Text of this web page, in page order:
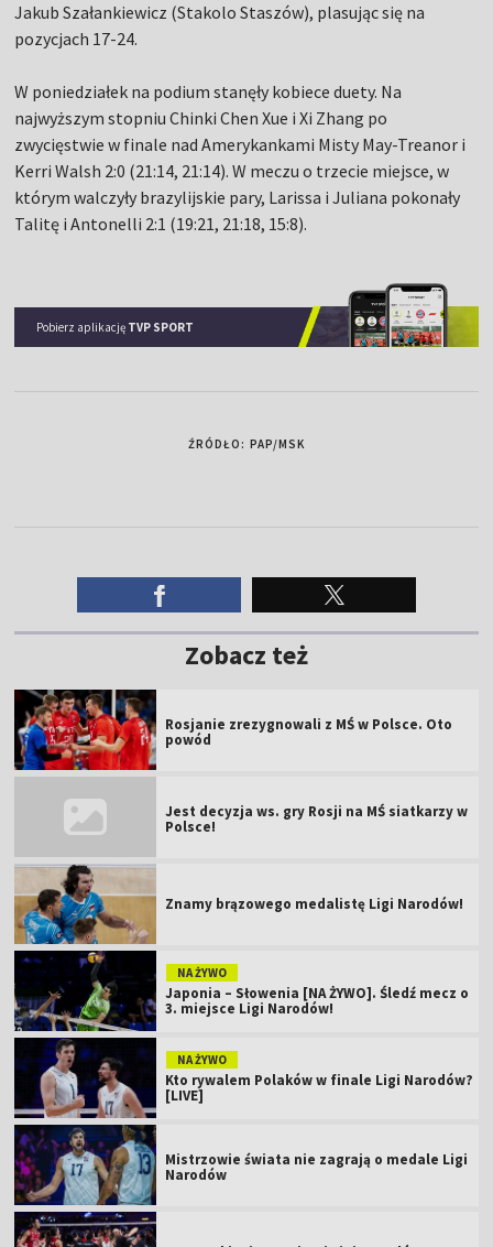
Jakub Szałankiewicz (Stakolo Staszów), plasując się na
pozycjach 17-24.
W poniedziałek na podium stanęły kobiece duety. Na
najwyższym stopniu Chinki Chen Xue i Xi Zhang po
zwycięstwie w finale nad Amerykankami Misty May-Treanor i
Kerri Walsh 2:0 (21:14, 21:14). W meczu o trzecie miejsce, w
którym walczyły brazylijskie pary, Larissa i Juliana pokonały
Talitę i Antonelli 2:1 (19:21, 21:18, 15:8).
Pobierz aplikację TVP SPORT
ŹRÓDŁO: PAP/MSK
Zobacz też
Rosjanie zrezygnowali z MŚ w Polsce. Oto
powód
Jest decyzja ws. gry Rosji na MŚ siatkarzy w
Polsce!
Znamy brązowego medalistę Ligi Narodów!
NA ŻYWO
Japonia – Słowenia [NA ŻYWO]. Śledź mecz o
3. miejsce Ligi Narodów!
NA ŻYWO
Kto rywalem Polaków w finale Ligi Narodów?
[LIVE]
Mistrzowie świata nie zagrają o medale Ligi
Narodów